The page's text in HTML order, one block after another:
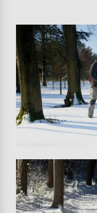
Image
Image